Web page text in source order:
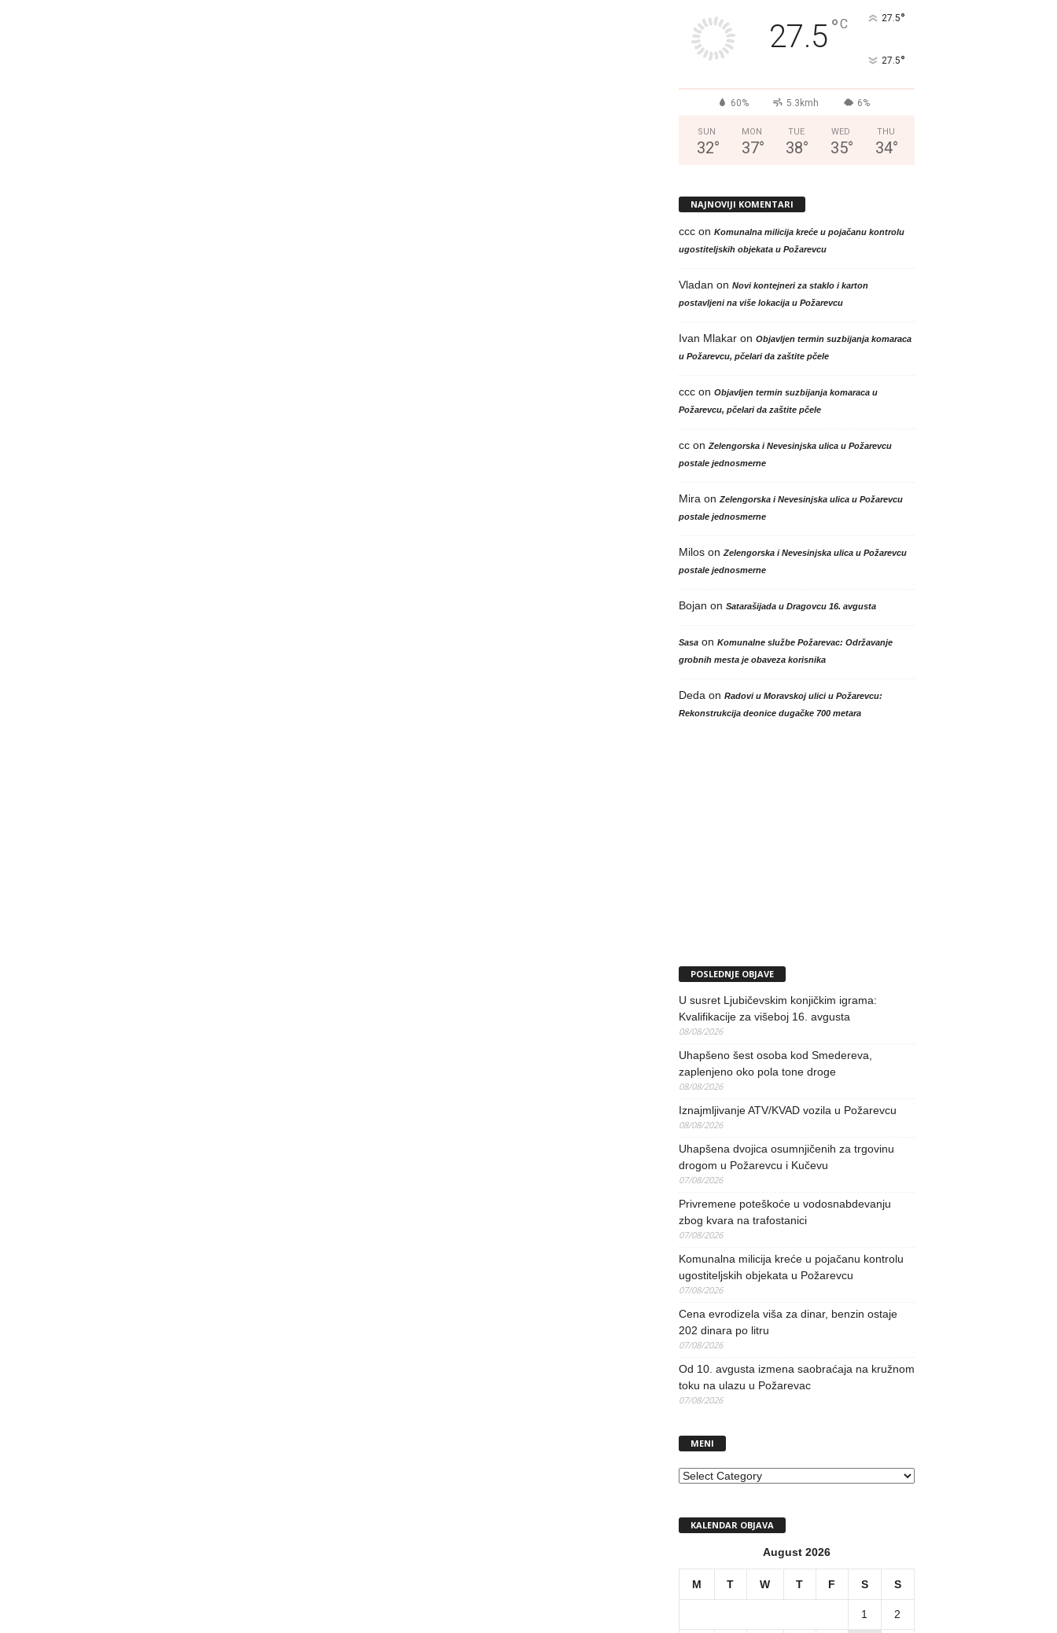
27.5°C 27.5°
27.5°
60% 5.3kmh 6%
SUN
32°
MON
37°
TUE
38°
WED
35°
THU
34°
NAJNOVIJI KOMENTARI
cccon Komunalna milicija kreće u pojačanu kontrolu
ugostiteljskih objekata u Požarevcu
Vladan on Novi kontejneri za staklo i karton
postavljeni na više lokacija u Požarevcu
Ivan Mlakaron Objavljen termin suzbijanja komaraca
u Požarevcu, pčelari da zaštite pčele
cccon Objavljen termin suzbijanja komaraca u
Požarevcu, pčelari da zaštite pčele
ccon Zelengorska i Nevesinjska ulica u Požarevcu
postale jednosmerne
Mira on Zelengorska i Nevesinjska ulica u Požarevcu
postale jednosmerne
Miloson Zelengorska i Nevesinjska ulica u Požarevcu
postale jednosmerne
Bojan on Satarašijada u Dragovcu 16. avgusta
Sasaon Komunalne službe Požarevac: Održavanje
grobnih mesta je obaveza korisnika
Deda on Radovi u Moravskoj ulici u Požarevcu:
Rekonstrukcija deonice dugačke 700 metara
POSLEDNJE OBJAVE
U susret Ljubičevskim konjičkim igrama:
Kvalifikacije za višeboj 16. avgusta
08/08/2026
Uhapšeno šest osoba kod Smedereva,
zaplenjeno oko pola tone droge
08/08/2026
Iznajmljivanje ATV/KVAD vozila u Požarevcu
08/08/2026
Uhapšena dvojica osumnjičenih za trgovinu
drogom u Požarevcu i Kučevu
07/08/2026
Privremene poteškoće u vodosnabdevanju
zbog kvara na trafostanici
07/08/2026
Komunalna milicija kreće u pojačanu kontrolu
ugostiteljskih objekata u Požarevcu
07/08/2026
Cena evrodizela viša za dinar, benzin ostaje
202 dinara po litru
07/08/2026
Od 10. avgusta izmena saobraćaja na kružnom
toku na ulazu u Požarevac
07/08/2026
MENI
MENI
KALENDAR OBJAVA
August 2026
M T W T F S S
1 2